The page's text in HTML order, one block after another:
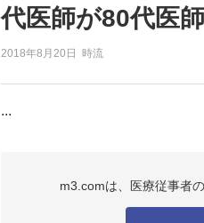
代医師が80代医
2018年8月20日 時流
...
m3.comは、医療従事者